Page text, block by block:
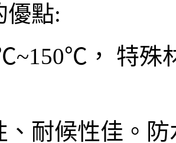
優點:
， 特殊
、耐候性佳。